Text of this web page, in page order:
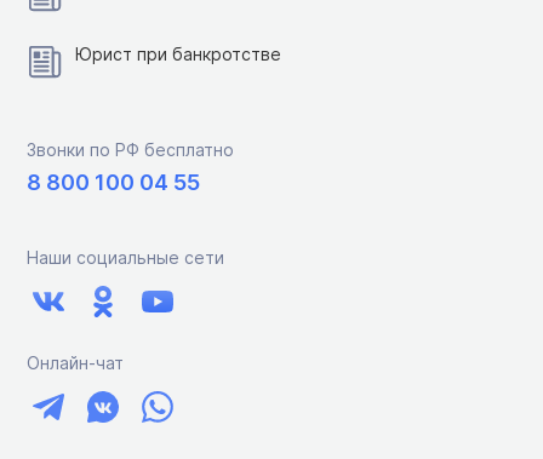
Юрист при банкротстве
Звонки по РФ бесплатно
8 800 100 04 55
Наши социальные сети
Онлайн-чат